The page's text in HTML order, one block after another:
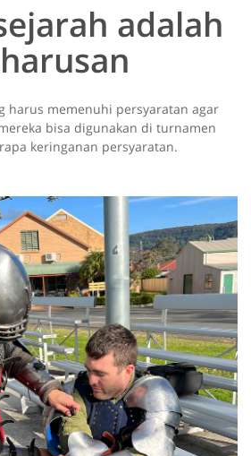
adalah
harus memenuhi persyaratan agar
bisa digunakan di turnamen
keringanan persyaratan.